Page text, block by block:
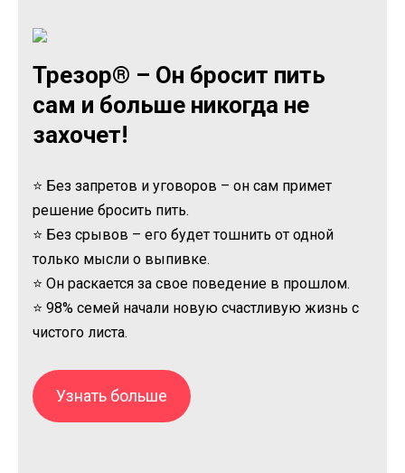
Трезор® – Он бросит пить
сам и больше никогда не
захочет!
⭐ Без запретов и уговоров – он сам примет
решение бросить пить.
⭐ Без срывов – его будет тошнить от одной
только мысли о выпивке.
⭐ Он раскается за свое поведение в прошлом.
⭐ 98% семей начали новую счастливую жизнь с
чистого листа.
Узнать больше